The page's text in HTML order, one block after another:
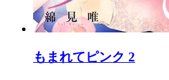
もまれてピンク 2